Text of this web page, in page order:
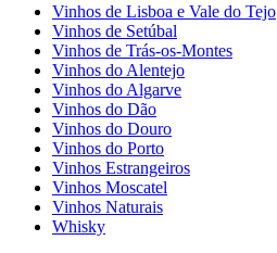
Vinhos de Lisboa e Vale do Tejo
Vinhos de Setúbal
Vinhos de Trás-os-Montes
Vinhos do Alentejo
Vinhos do Algarve
Vinhos do Dão
Vinhos do Douro
Vinhos do Porto
Vinhos Estrangeiros
Vinhos Moscatel
Vinhos Naturais
Whisky